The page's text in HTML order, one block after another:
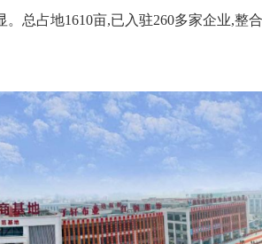
总占地1610亩,已入驻260多家企业,整